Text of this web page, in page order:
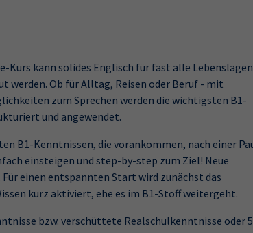
Kurs kann solides Englisch für fast alle Lebenslagen
werden. Ob für Alltag, Reisen oder Beruf - mit
zum Sprechen werden die wichtigsten B1-
und angewendet.
B1-Kenntnissen, die vorankommen, nach einer
einsteigen und step-by-step zum Ziel! Neue
einen entspannten Start wird zunächst das
kurz aktiviert, ehe es im B1-Stoff weitergeht.
bzw. verschüttete Realschulkenntnisse oder